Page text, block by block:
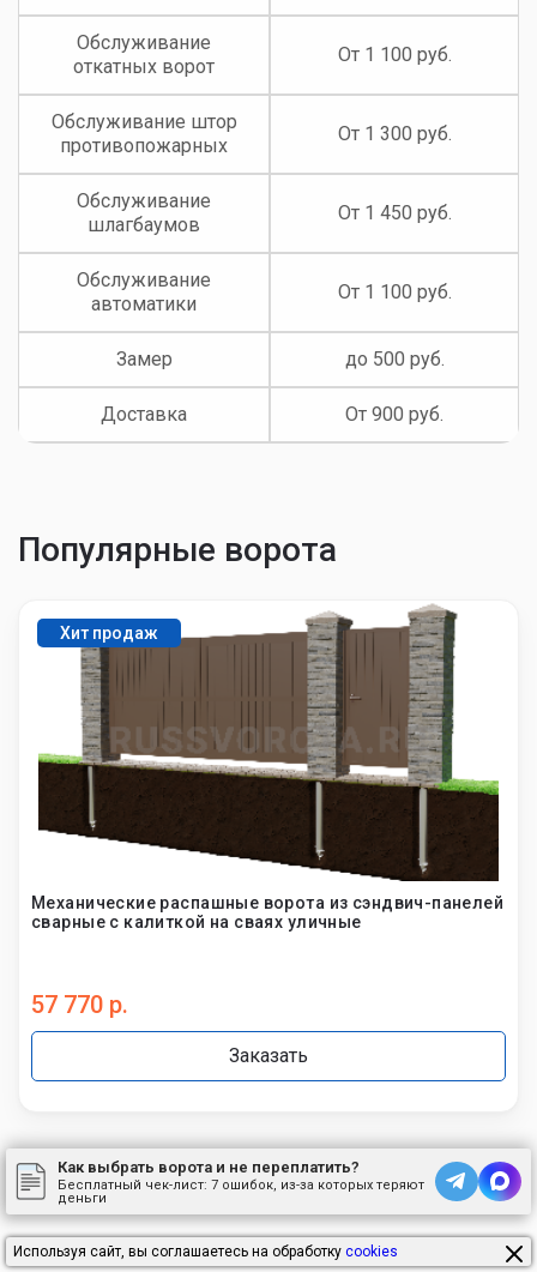
Обслуживание
откатных ворот
От 1 100 руб.
Обслуживание штор
противопожарных
От 1 300 руб.
Обслуживание
шлагбаумов
От 1 450 руб.
Обслуживание
автоматики
От 1 100 руб.
Замер до 500 руб.
Доставка От 900 руб.
Популярные ворота
Хит продаж
Механические распашные ворота из сэндвич-панелей
сварные с калиткой на сваях уличные
57 770 р.
Заказать
Как выбрать ворота и не переплатить?
Бесплатный чек-лист: 7 ошибок, из-за которых теряют
деньги
Используя сайт, вы соглашаетесь на обработку cookies